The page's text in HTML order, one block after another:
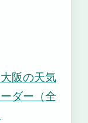
大阪の天気
ダー（全